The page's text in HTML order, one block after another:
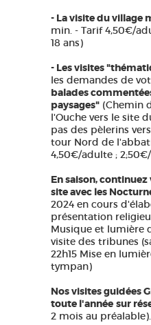
- La visite du village
min. - Tarif 4,50€/
18 ans)
- Les visites
les demandes de
balades
paysages" (Chemin
l'Ouche vers le site
pas des pèlerins
tour Nord de
4,50€/adulte ;
En saison,
site avec les
2024 en cours
présentation
Musique et lumière
visite des tribunes
22h15 Mise en
tympan)
Nos visites guidées
toute l'année sur
2 mois au préalable).